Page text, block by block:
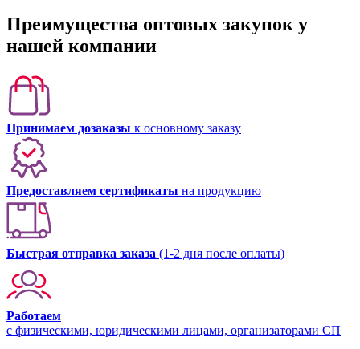
Преимущества оптовых закупок у
нашей компании
Принимаем дозаказы к основному заказу
Предоставляем сертификаты на продукцию
Быстрая отправка заказа (1-2 дня после оплаты)
Работаем
с физическими, юридическими лицами, организаторами СП